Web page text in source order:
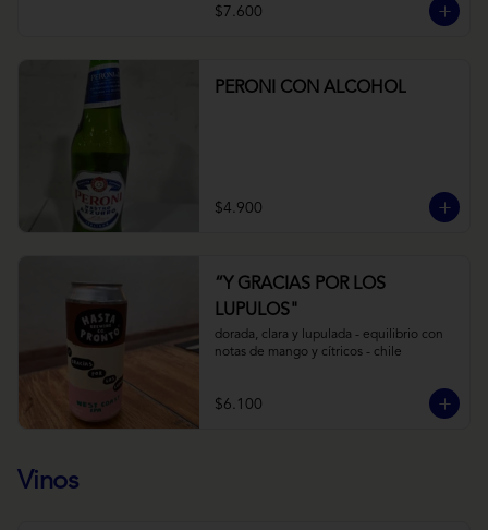
$7.600
PERONI CON ALCOHOL
$4.900
“Y GRACIAS POR LOS
LUPULOS"
dorada, clara y lupulada - equilibrio con
notas de mango y cítricos - chile
$6.100
Vinos